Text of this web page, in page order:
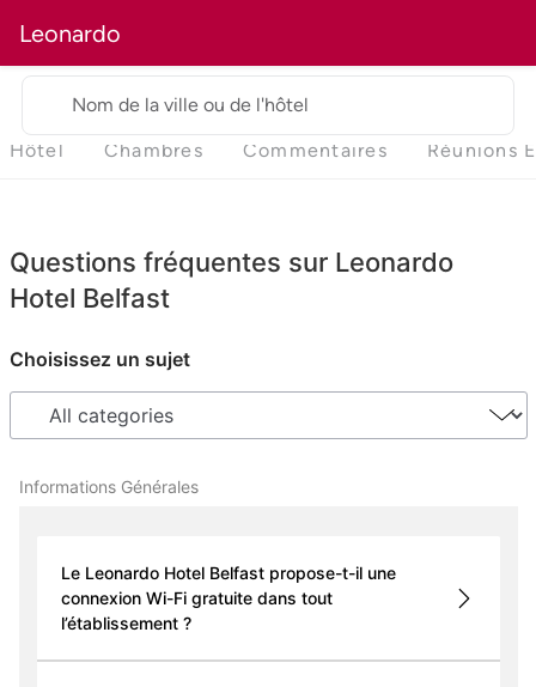
Leonardo
Nom de la ville ou de l'hôtel
Hôtel Chambres Commentaires Réunions
Questions fréquentes sur Leonardo
Hotel Belfast
Choisissez un sujet
Informations Générales
Le Leonardo Hotel Belfast propose-t-il une
connexion Wi-Fi gratuite dans tout
l’établissement ?